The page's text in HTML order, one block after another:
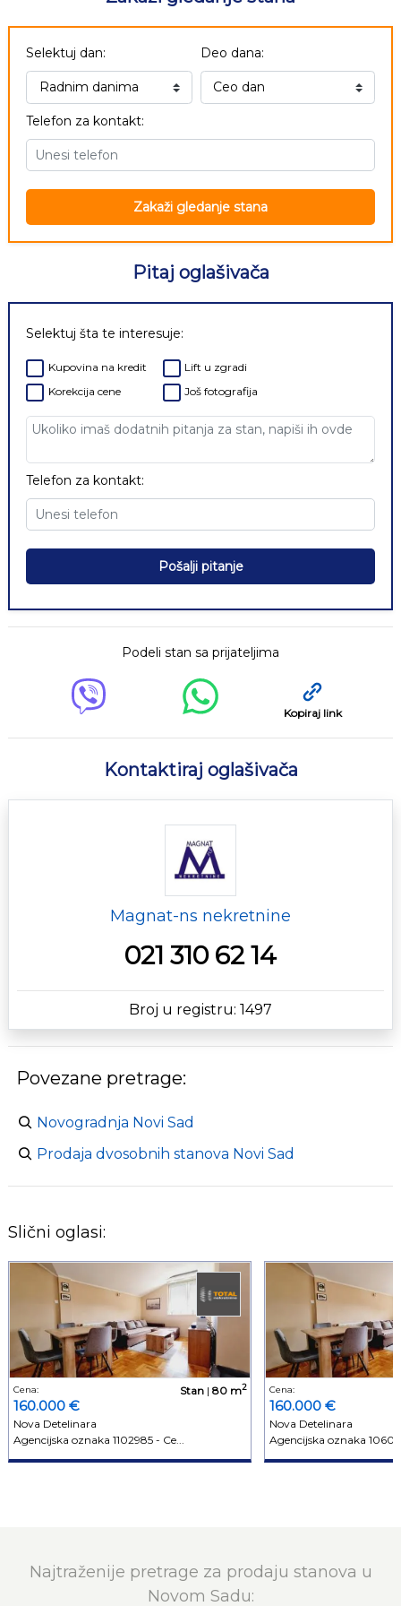
Selektuj dan: Deo dana:
Telefon za kontakt:
Zakaži gledanje stana
Pitaj oglašivača
Selektuj šta te interesuje:
Kupovina na kredit
Korekcija cene
Lift u zgradi
Još fotografija
Telefon za kontakt:
Pošalji pitanje
Podeli stan sa prijateljima
Kopiraj link
Kontaktiraj oglašivača
Magnat-ns nekretnine
021 310 62 14
Broj u registru: 1497
Povezane pretrage:
Novogradnja Novi Sad
Prodaja dvosobnih stanova Novi Sad
Slični oglasi:
Cena:
160.000 €
Stan| 80 m2
Nova Detelinara
Agencijska oznaka 1102985 - Ce...
Cena:
160.000 €
Nova Detelinara
Agencijska oznaka
Najtraženije pretrage za prodaju stanova u
Novom Sadu: